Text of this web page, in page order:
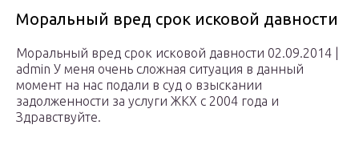
Моральный вред срок исковой давности
Моральный вред срок исковой давности 02.09.2014 |
admin У меня очень сложная ситуация в данный
момент на нас подали в суд о взыскании
задолженности за услуги ЖКХ с 2004 года и
Здравствуйте.